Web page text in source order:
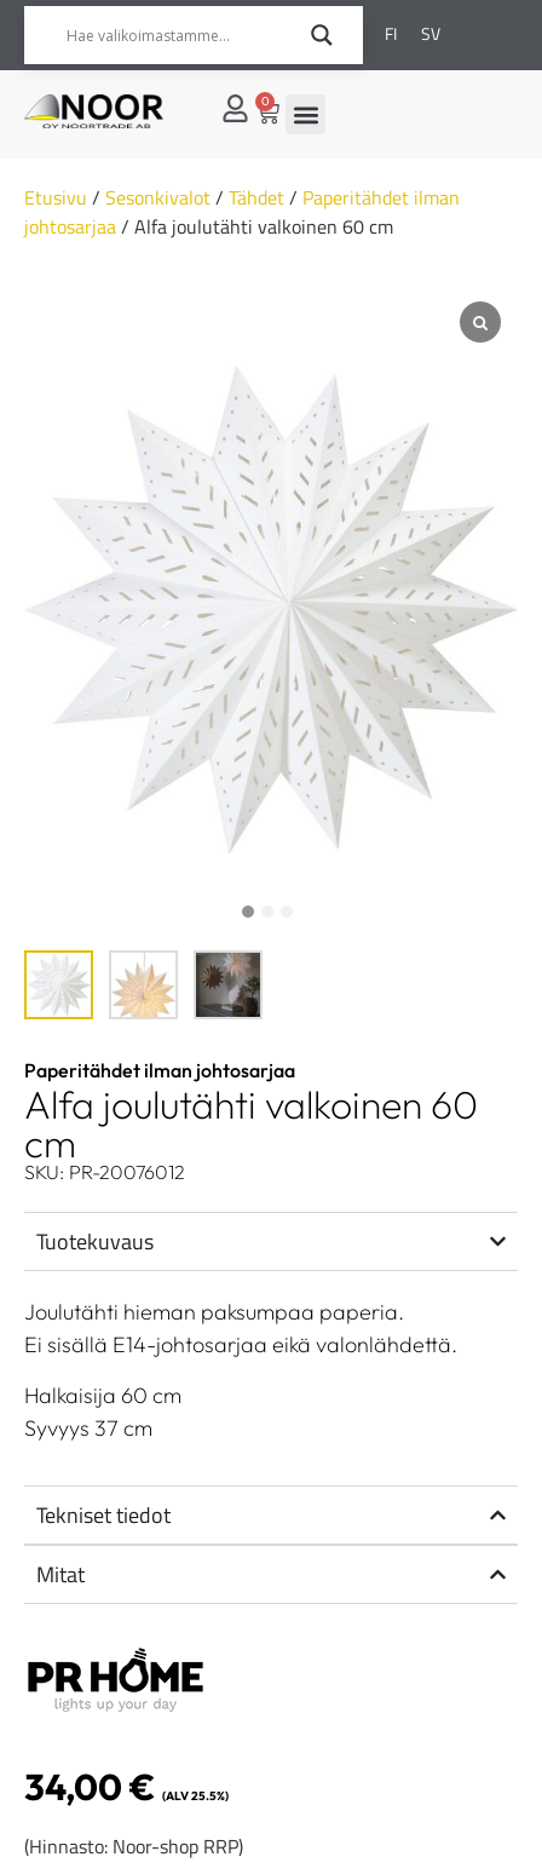
FI SV
0
Etusivu / Sesonkivalot/ Tähdet/ Paperitähdet ilman
johtosarjaa/ Alfa joulutähti valkoinen 60 cm
Paperitähdet ilman johtosarjaa
Alfa joulutähti valkoinen 60
cm
SKU: PR-20076012
Tuotekuvaus
Joulutähti hieman paksumpaa paperia.
Ei sisällä E14-johtosarjaa eikä valonlähdettä.
Halkaisija 60 cm
Syvyys 37 cm
Tekniset tiedot
Mitat
34,00€ (ALV 25.5%)
(Hinnasto: Noor-shop RRP)